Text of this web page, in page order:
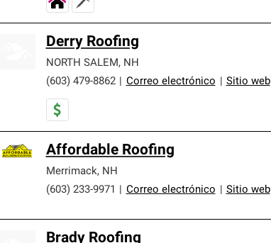
Derry Roofing
NORTH SALEM , NH
(603) 479-8862
Correo electrónico Sitio web
Affordable Roofing
Merrimack, NH
(603) 233-9971
Correo electrónico Sitio web
Brady Roofing